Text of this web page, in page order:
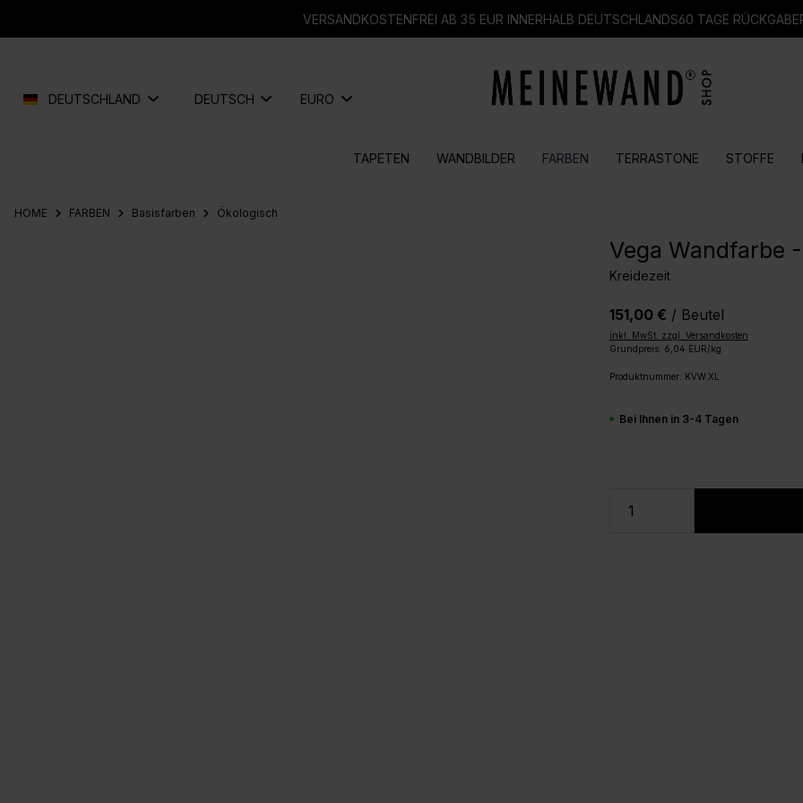
VERSANDKOSTENFREI AB 35 EUR INNERHALB DEUTSCHLANDS60 TAGE
DEUTSCHLAND DEUTSCH EURO
TAPETEN WANDBILDER FARBEN TERRASTONE STOFFE
HOME FARBEN Basisfarben Ökologisch
Vega Wandfarbe
Kreidezeit
151,00 € / Beutel
inkl. MwSt. zzgl. Versandkosten
Grundpreis: 6,04 EUR/kg
Produktnummer: KVW.XL
Bei Ihnen in 3-4 Tagen
Produkt Anzahl: